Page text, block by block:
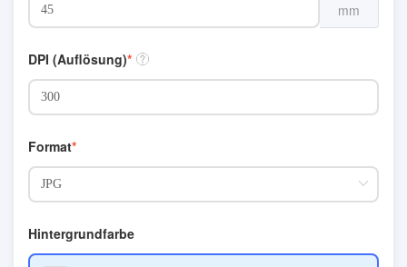
mm
DPI (Auflösung)
Format
Hintergrundfarbe